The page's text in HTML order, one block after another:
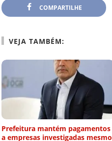
COMPARTILHE
VEJA TAMBÉM:
Prefeitura mantém pagamentos
a empresas investigadas mesmo